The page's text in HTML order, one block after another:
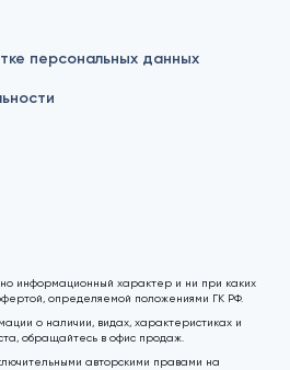
персональных данных
информационный характер и ни при каких
определяемой положениями ГК РФ.
о наличии, видах, характеристиках и
обращайтесь в офис продаж.
авторскими правами на